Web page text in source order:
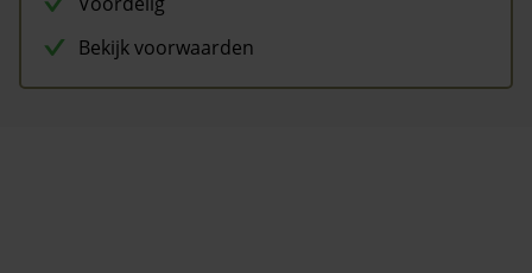
Bekijk voorwaarden